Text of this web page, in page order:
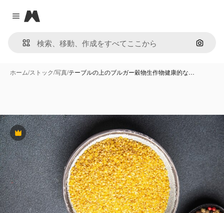
Close menu
Magnific
画像で
ホーム/ストック/写真/テーブルの上のブルガー穀物生作物健康的な…
Premium